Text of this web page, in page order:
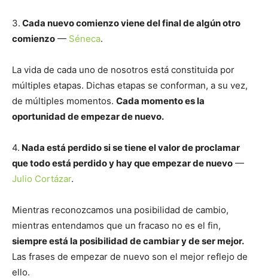
3. Cada nuevo comienzo viene del final de algún otro
comienzo — Séneca.
La vida de cada uno de nosotros está constituida por
múltiples etapas. Dichas etapas se conforman, a su vez,
de múltiples momentos. Cada momento es la
oportunidad de empezar de nuevo.
4. Nada está perdido si se tiene el valor de proclamar
que todo está perdido y hay que empezar de nuevo —
Julio Cortázar.
Mientras reconozcamos una posibilidad de cambio,
mientras entendamos que un fracaso no es el fin,
siempre está la posibilidad de cambiar y de ser mejor.
Las frases de empezar de nuevo son el mejor reflejo de
ello.